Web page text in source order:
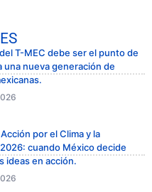
T-MEC debe ser el punto de
una nueva generación de
por el Clima y la
cuando México decide
ideas en acción.